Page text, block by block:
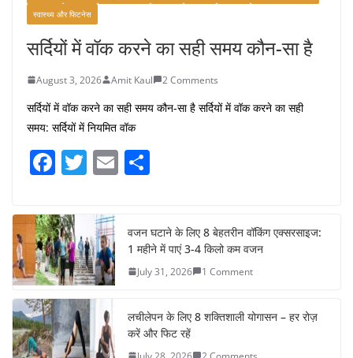
स्वास्थ्य और फिटनेस
सर्दियों में वॉक करने का सही समय कौन-सा है
August 3, 2026 Amit Kaul 2 Comments
सर्दियों में वॉक करने का सही समय कौन-सा है सर्दियों में वॉक करने का सही
समय: सर्दियों में नियमित वॉक
F
c
e
b
o
o
k
T
itt
er
E
e
वजन घटाने के लिए 8 बेहतरीन वॉकिंग एक्सरसाइज:
1 महीने में पाएं 3-4 किलो कम वजन
July 31, 2026 1 Comment
लचीलेपन के लिए 8 शक्तिशाली योगासन – हर रोज़
करें और फिट रहें